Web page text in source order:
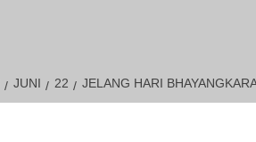
JUNI 22 JELANG HARI